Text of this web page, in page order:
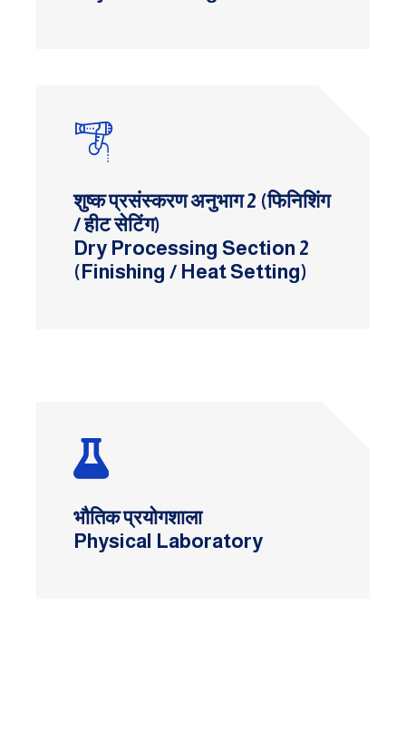
शुष्क प्रसंस्करण अनुभाग 2 (फिनिशिंग
/ हीट सेटिंग)
Dry Processing Section 2
(Finishing / Heat Setting)
भौतिक प्रयोगशाला
Physical Laboratory